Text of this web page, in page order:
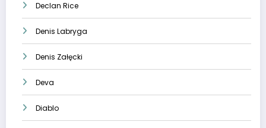
Declan Rice
Denis Labryga
Denis Załęcki
Deva
Diablo